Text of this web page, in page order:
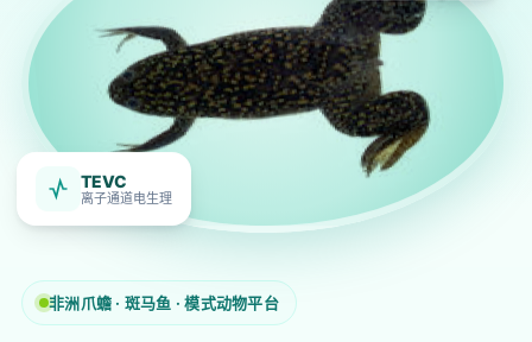
非洲爪蟾 · 斑马鱼 · 模式动物平台
TEVC
离子通道电生理